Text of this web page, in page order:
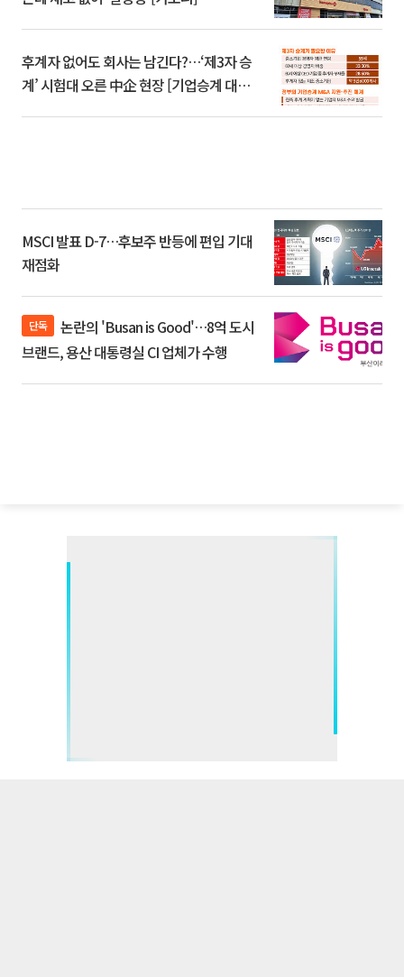
후계자 없어도 회사는 남긴다?…‘제3자 승
계’ 시험대 오른 中企 현장 [기업승계 대전
MSCI 발표 D-7…후보주 반등에 편입 기대
재점화
단독
브랜드, 용산 대통령실 CI 업체가 수행